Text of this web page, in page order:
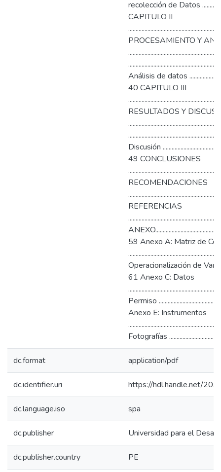
recolección de Datos
CAPITULO II
PROCESAMIENTO Y
Análisis de datos
40 CAPITULO III
RESULTADOS Y
Discusión
49 CONCLUSIONES
RECOMENDACIONES
REFERENCIAS
59 Anexo A: Matriz de
Operacionalización de Variable
61 Anexo C: Datos
Permiso
Anexo E: Instrumentos
Fotografías
dc.format application/pdf
dc.identifier.uri https://hdl.handle.net/
dc.language.iso spa
dc.publisher Universidad para el
dc.publisher.country PE